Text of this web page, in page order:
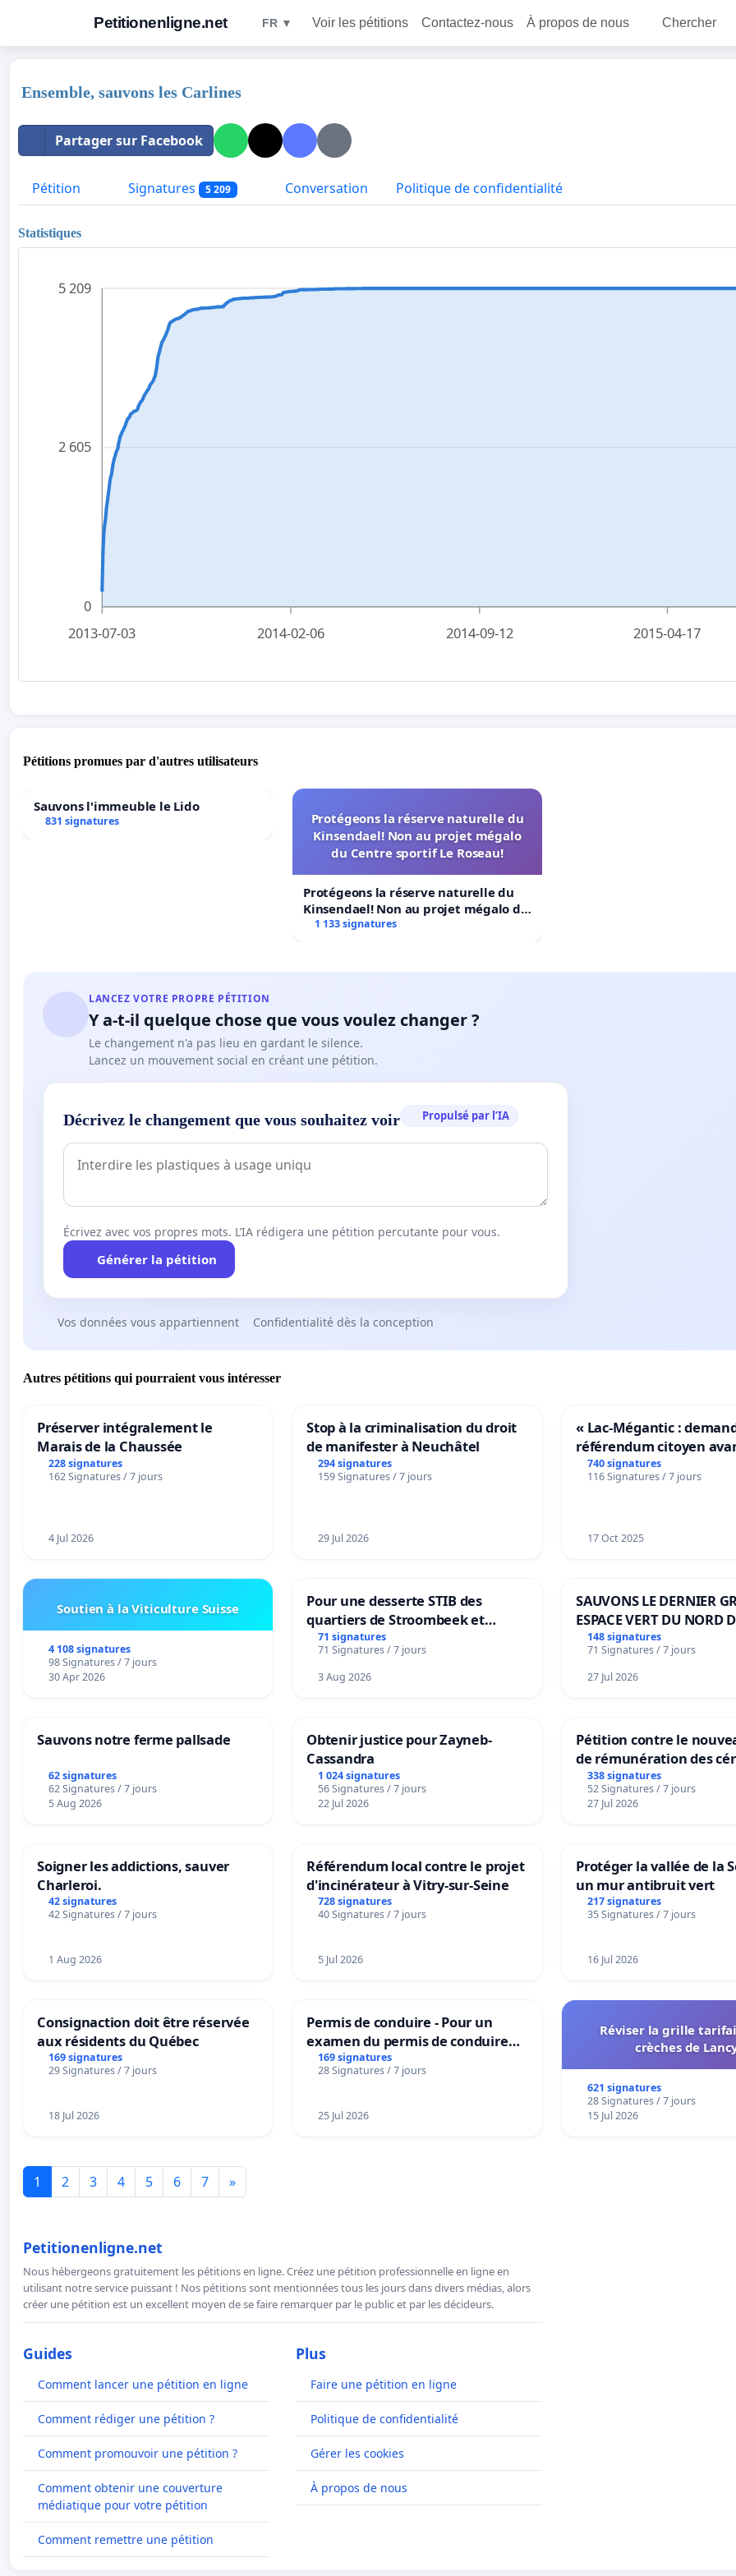
Petitionenligne.net FR ▼ Voir les pétitions Contactez-nous À propos de nous Chercher
Ensemble, sauvons les Carlines
Partager sur Facebook
Pétition Signatures 5 209 Conversation Politique de confidentialité
Statistiques
0
2 605
5 209
2013-07-03 2014-02-06 2014-09-12 2015-04-17
Pétitions promues par d'autres utilisateurs
Sauvons l'immeuble le Lido
831 signatures
Protégeons la réserve naturelle du
Kinsendael! Non au projet mégalo
du Centre sportif Le Roseau!
Protégeons la réserve naturelle du
Kinsendael! Non au projet mégalo du
Centre sportif Le Roseau!
1 133 signatures
LANCEZ VOTRE PROPRE PÉTITION
Y a-t-il quelque chose que vous voulez changer ?
Le changement n'a pas lieu en gardant le silence.
Lancez un mouvement social en créant une pétition.
Décrivez le changement que vous souhaitez voir Propulsé par l’IA
Écrivez avec vos propres mots. L’IA rédigera une pétition percutante pour vous.
Générer la pétition
Vos données vous appartiennent Confidentialité dès la conception
Autres pétitions qui pourraient vous intéresser
Préserver intégralement le
Marais de la Chaussée
228 signatures
162 Signatures / 7 jours
4 Jul 2026
Stop à la criminalisation du droit
de manifester à Neuchâtel
294 signatures
159 Signatures / 7 jours
29 Jul 2026
« Lac-Mégantic :
référendum citoyen
transformation
notre territoire »
740 signatures
116 Signatures / 7 jours
17 Oct 2025
Soutien à la Viticulture Suisse
4 108 signatures
98 Signatures / 7 jours
30 Apr 2026
Pour une desserte STIB des
quartiers de Stroombeek et
Beauval - Voor een MIVB-
bediening van de wijken
Strombeek en Het Voor
71 signatures
71 Signatures / 7 jours
3 Aug 2026
SAUVONS LE DERNIER
ESPACE VERT DU NORD
BOUGERIES
148 signatures
71 Signatures / 7 jours
27 Jul 2026
Sauvons notre ferme pallsade
62 signatures
62 Signatures / 7 jours
5 Aug 2026
Obtenir justice pour Zayneb-
Cassandra
1 024 signatures
56 Signatures / 7 jours
22 Jul 2026
Pétition contre le
de rémunération des
panifiables de Swiss
sur la teneur en protéines
338 signatures
52 Signatures / 7 jours
27 Jul 2026
Soigner les addictions, sauver
Charleroi.
42 signatures
42 Signatures / 7 jours
1 Aug 2026
Référendum local contre le projet
d'incinérateur à Vitry-sur-Seine
728 signatures
40 Signatures / 7 jours
5 Jul 2026
Protéger la vallée de la
un mur antibruit vert
217 signatures
35 Signatures / 7 jours
16 Jul 2026
Consignaction doit être réservée
aux résidents du Québec
169 signatures
29 Signatures / 7 jours
18 Jul 2026
Permis de conduire - Pour un
examen du permis de conduire
accessible dans plusieurs langues
à Bruxelles
169 signatures
28 Signatures / 7 jours
25 Jul 2026
Réviser la grille
crèches de
621 signatures
28 Signatures / 7 jours
15 Jul 2026
1 2 3 4 5 6 7 »
Petitionenligne.net
Nous hébergeons gratuitement les pétitions en ligne. Créez une pétition professionnelle en ligne en
utilisant notre service puissant ! Nos pétitions sont mentionnées tous les jours dans divers médias, alors
créer une pétition est un excellent moyen de se faire remarquer par le public et par les décideurs.
Guides
Comment lancer une pétition en ligne
Comment rédiger une pétition ?
Comment promouvoir une pétition ?
Comment obtenir une couverture
médiatique pour votre pétition
Comment remettre une pétition
Plus
Faire une pétition en ligne
Politique de confidentialité
Gérer les cookies
À propos de nous